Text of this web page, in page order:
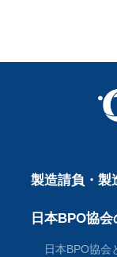
製造請負・製
日本BPO協
日本BPO協会